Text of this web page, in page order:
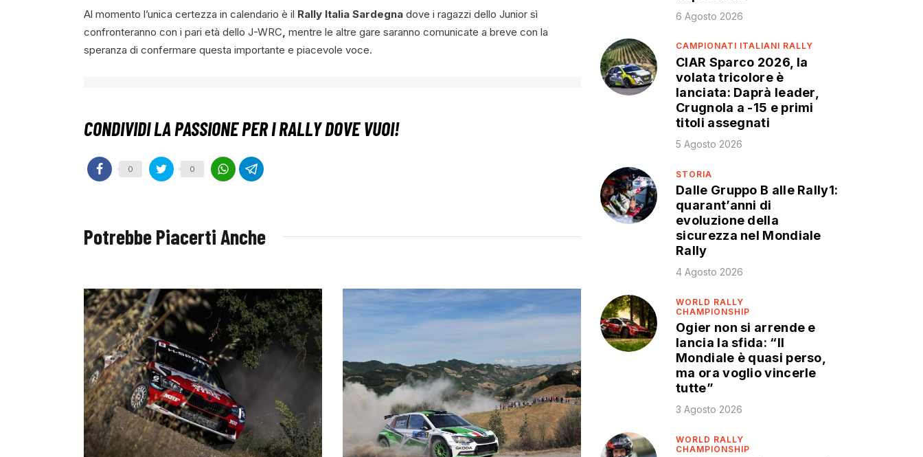
Al momento l’unica certezza in calendario è il Rally Italia Sardegna dove i ragazzi dello Junior sì
confronteranno con i pari età dello J-WRC, mentre le altre gare saranno comunicate a breve con la
speranza di confermare questa importante e piacevole voce.
0 0
Potrebbe Piacerti Anche
6 Agosto 2026
CAMPIONATI ITALIANI RALLY
CIAR Sparco 2026, la
volata tricolore è
lanciata: Daprà leader,
Crugnola a -15 e primi
titoli assegnati
5 Agosto 2026
STORIA
Dalle Gruppo B alle Rally1:
quarant’anni di
evoluzione della
sicurezza nel Mondiale
Rally
4 Agosto 2026
WORLD RALLY
CHAMPIONSHIP
Ogier non si arrende e
lancia la sfida: “Il
Mondiale è quasi perso,
ma ora voglio vincerle
tutte”
3 Agosto 2026
WORLD RALLY
CHAMPIONSHIP